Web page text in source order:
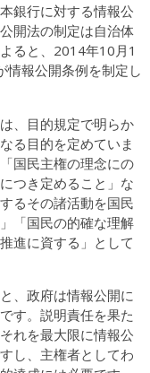
銀行に対する情報公
開法の制定は自治体
ると、2014年10月1
情報公開条例を制定し
、目的規定で明らか
る目的を定めていま
国民主権の理念にの
つき定めること」な
るその諸活動を国民
「国民の的確な理解
進に資する」として
、政府は情報公開に
す。説明責任を果た
れを最大限に情報公
し、主権者としてわ